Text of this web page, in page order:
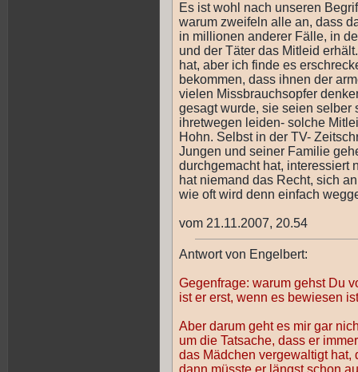
Es ist wohl nach unseren
warum zweifeln alle an, dass
in millionen anderer Fälle, in
und der Täter das Mitleid
hat, aber ich finde es
bekommen, dass ihnen der
vielen Missbrauchsopfer
gesagt wurde, sie seien selber
ihretwegen leiden- solche
Hohn. Selbst in der TV-
Jungen und seiner Familie
durchgemacht hat, interessiert
hat niemand das Recht, sich
wie oft wird denn einfach
vom 21.11.2007, 20.54
Antwort von Engelbert:
Gegenfrage: warum gehst Du
ist er erst, wenn es bewiesen
Aber darum geht es mir gar
um die Tatsache, dass er
das Mädchen vergewaltigt hat,